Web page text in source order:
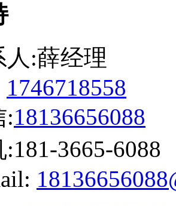
人:薛经理
1746718558
:18136656088
3665-6088